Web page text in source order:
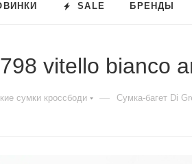
SALE БРЕНДЫ
vitello bianco
сумки кроссбоди — Сумка-багет Di